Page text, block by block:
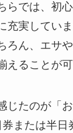
らでは、初
充実してい
ろん、エサ
えることが可
じたのが「
または半日